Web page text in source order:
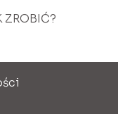
ZROBIĆ?